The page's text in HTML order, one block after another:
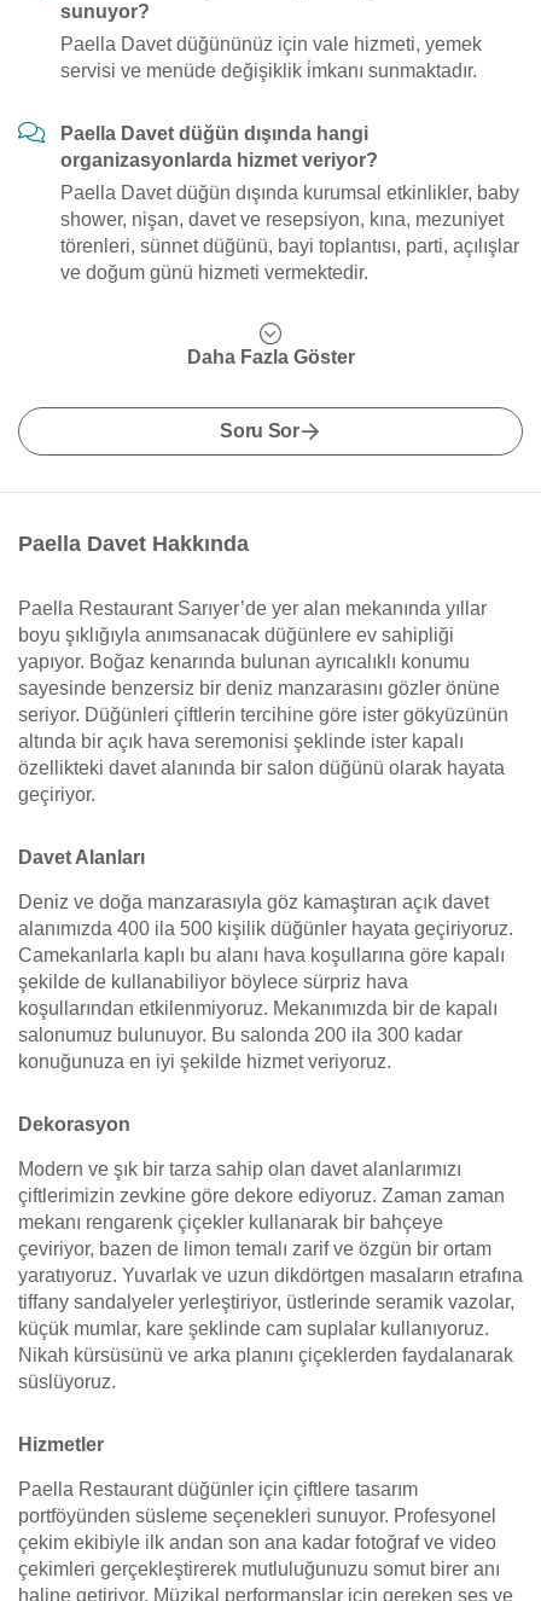
sunuyor?
Paella Davet düğününüz için vale hizmeti, yemek
servisi ve menüde değişiklik i̇mkanı sunmaktadır.
Paella Davet düğün dışında hangi
organizasyonlarda hizmet veriyor?
Paella Davet düğün dışında kurumsal etkinlikler, baby
shower, nişan, davet ve resepsiyon, kına, mezuniyet
törenleri, sünnet düğünü, bayi toplantısı, parti, açılışlar
ve doğum günü hizmeti vermektedir.
Daha Fazla Göster
Soru Sor
Paella Davet Hakkında
Paella Restaurant Sarıyer’de yer alan mekanında yıllar
boyu şıklığıyla anımsanacak düğünlere ev sahipliği
yapıyor. Boğaz kenarında bulunan ayrıcalıklı konumu
sayesinde benzersiz bir deniz manzarasını gözler önüne
seriyor. Düğünleri çiftlerin tercihine göre ister gökyüzünün
altında bir açık hava seremonisi şeklinde ister kapalı
özellikteki davet alanında bir salon düğünü olarak hayata
geçiriyor.
Davet Alanları
Deniz ve doğa manzarasıyla göz kamaştıran açık davet
alanımızda 400 ila 500 kişilik düğünler hayata geçiriyoruz.
Camekanlarla kaplı bu alanı hava koşullarına göre kapalı
şekilde de kullanabiliyor böylece sürpriz hava
koşullarından etkilenmiyoruz. Mekanımızda bir de kapalı
salonumuz bulunuyor. Bu salonda 200 ila 300 kadar
konuğunuza en iyi şekilde hizmet veriyoruz.
Dekorasyon
Modern ve şık bir tarza sahip olan davet alanlarımızı
çiftlerimizin zevkine göre dekore ediyoruz. Zaman zaman
mekanı rengarenk çiçekler kullanarak bir bahçeye
çeviriyor, bazen de limon temalı zarif ve özgün bir ortam
yaratıyoruz. Yuvarlak ve uzun dikdörtgen masaların etrafına
tiffany sandalyeler yerleştiriyor, üstlerinde seramik vazolar,
küçük mumlar, kare şeklinde cam suplalar kullanıyoruz.
Nikah kürsüsünü ve arka planını çiçeklerden faydalanarak
süslüyoruz.
Hizmetler
Paella Restaurant düğünler için çiftlere tasarım
portföyünden süsleme seçenekleri sunuyor. Profesyonel
çekim ekibiyle ilk andan son ana kadar fotoğraf ve video
çekimleri gerçekleştirerek mutluluğunuzu somut birer anı
haline getiriyor. Müzikal performanslar için gereken ses ve